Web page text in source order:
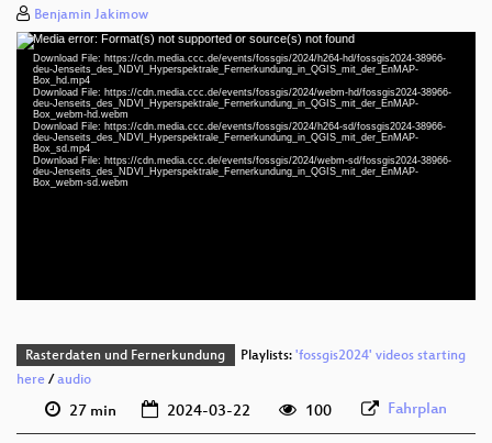
Benjamin Jakimow
Video
Player
Media error: Format(s) not supported or source(s) not found
Download File: https://cdn.media.ccc.de/events/fossgis/2024/h264-hd/fossgis2024-38966-
deu-Jenseits_des_NDVI_Hyperspektrale_Fernerkundung_in_QGIS_mit_der_EnMAP-
Box_hd.mp4
Download File: https://cdn.media.ccc.de/events/fossgis/2024/webm-hd/fossgis2024-38966-
deu-Jenseits_des_NDVI_Hyperspektrale_Fernerkundung_in_QGIS_mit_der_EnMAP-
Box_webm-hd.webm
Download File: https://cdn.media.ccc.de/events/fossgis/2024/h264-sd/fossgis2024-38966-
deu-Jenseits_des_NDVI_Hyperspektrale_Fernerkundung_in_QGIS_mit_der_EnMAP-
Box_sd.mp4
Download File: https://cdn.media.ccc.de/events/fossgis/2024/webm-sd/fossgis2024-38966-
deu-Jenseits_des_NDVI_Hyperspektrale_Fernerkundung_in_QGIS_mit_der_EnMAP-
Box_webm-sd.webm
deu 1080p (mp4)
deu 1080p (webm)
Rasterdaten und Fernerkundung Playlists: 'fossgis2024' videos starting
here /audio
27 min 2024-03-22 100 Fahrplan